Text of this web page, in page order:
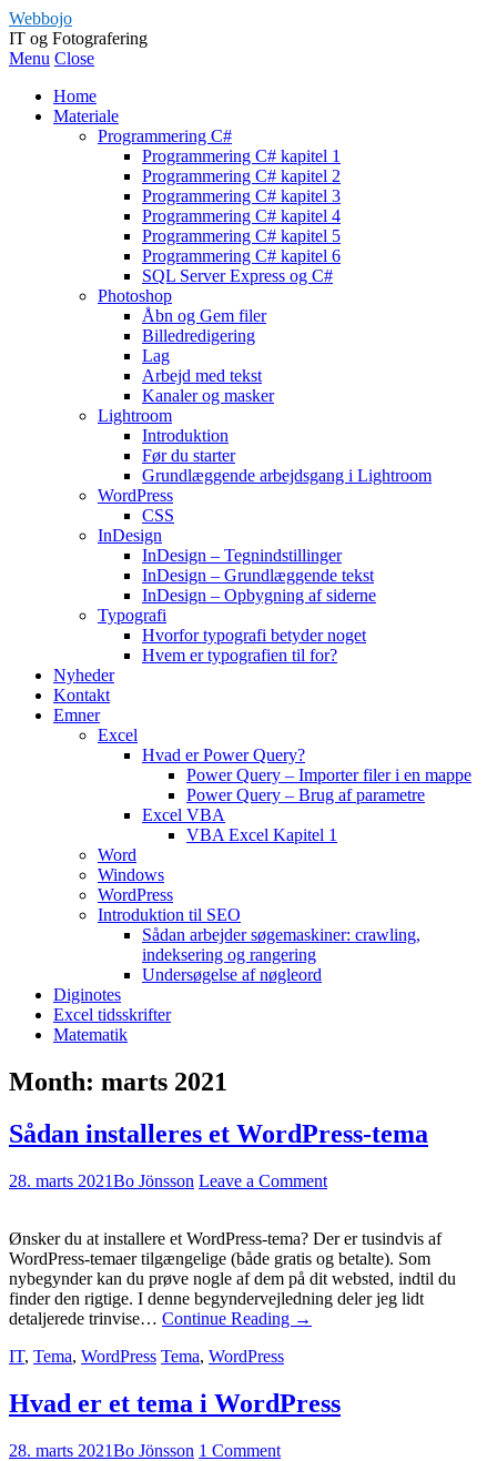
Webbojo
IT og Fotografering
Menu Close
Home
Materiale
Programmering C#
Programmering C# kapitel 1
Programmering C# kapitel 2
Programmering C# kapitel 3
Programmering C# kapitel 4
Programmering C# kapitel 5
Programmering C# kapitel 6
SQL Server Express og C#
Photoshop
Åbn og Gem filer
Billedredigering
Lag
Arbejd med tekst
Kanaler og masker
Lightroom
Introduktion
Før du starter
Grundlæggende arbejdsgang i Lightroom
WordPress
CSS
InDesign
InDesign – Tegnindstillinger
InDesign – Grundlæggende tekst
InDesign – Opbygning af siderne
Typografi
Hvorfor typografi betyder noget
Hvem er typografien til for?
Nyheder
Kontakt
Emner
Excel
Hvad er Power Query?
Power Query – Importer filer i en mappe
Power Query – Brug af parametre
Excel VBA
VBA Excel Kapitel 1
Word
Windows
WordPress
Introduktion til SEO
Sådan arbejder søgemaskiner: crawling,
indeksering og rangering
Undersøgelse af nøgleord
Diginotes
Excel tidsskrifter
Matematik
Month: marts 2021
Sådan installeres et WordPress-tema
28. marts 2021Bo Jönsson Leave a Comment
Ønsker du at installere et WordPress-tema? Der er tusindvis af
WordPress-temaer tilgængelige (både gratis og betalte). Som
nybegynder kan du prøve nogle af dem på dit websted, indtil du
finder den rigtige. I denne begyndervejledning deler jeg lidt
detaljerede trinvise… Continue Reading →
IT, Tema, WordPress Tema, WordPress
Hvad er et tema i WordPress
28. marts 2021Bo Jönsson 1 Comment